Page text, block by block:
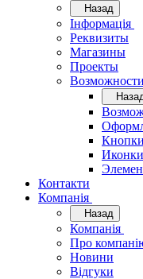
Назад
Інформація
Реквизиты
Магазины
Проекты
Возможности
Кнопки
Иконки
Контакти
Компанія
Назад
Компанія
Про
Новини
Відгуки